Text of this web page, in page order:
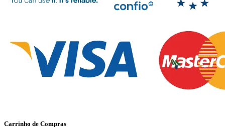
Carrinho de Compras